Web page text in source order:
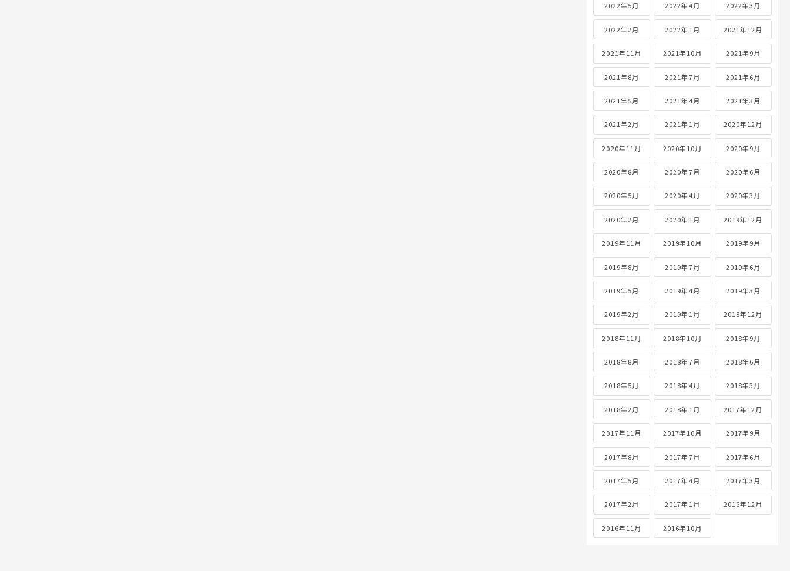
2022年5月 2022年4月 2022年3月
2022年2月 2022年1月 2021年12月
2021年11月 2021年10月 2021年9月
2021年8月 2021年7月 2021年6月
2021年5月 2021年4月 2021年3月
2021年2月 2021年1月 2020年12月
2020年11月 2020年10月 2020年9月
2020年8月 2020年7月 2020年6月
2020年5月 2020年4月 2020年3月
2020年2月 2020年1月 2019年12月
2019年11月 2019年10月 2019年9月
2019年8月 2019年7月 2019年6月
2019年5月 2019年4月 2019年3月
2019年2月 2019年1月 2018年12月
2018年11月 2018年10月 2018年9月
2018年8月 2018年7月 2018年6月
2018年5月 2018年4月 2018年3月
2018年2月 2018年1月 2017年12月
2017年11月 2017年10月 2017年9月
2017年8月 2017年7月 2017年6月
2017年5月 2017年4月 2017年3月
2017年2月 2017年1月 2016年12月
2016年11月 2016年10月